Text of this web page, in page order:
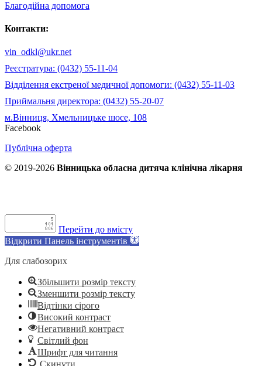
Благодійна допомога
Контакти:
vin_odkl@ukr.net
Реєстратура: (0432) 55-11-04
Відділення екстреної медичної допомоги: (0432) 55-11-03
Приймальня директора: (0432) 55-20-07
м.Вінниця, Хмельницьке шосе, 108
Facebook
Публічна оферта
© 2019-2026 Вінницька обласна дитяча клінічна лікарня
Перейти до вмісту
Відкрити Панель інструментів
Для слабозорих
Збільшити розмір тексту
Зменшити розмір тексту
Відтінки сірого
Високий контраст
Негативний контраст
Світлий фон
Шрифт для читання
Скинути